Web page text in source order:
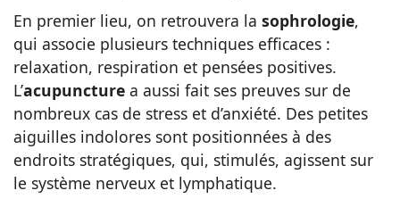
En premier lieu, on retrouvera la sophrologie,
qui associe plusieurs techniques efficaces :
relaxation, respiration et pensées positives.
L’acupuncture a aussi fait ses preuves sur de
nombreux cas de stress et d’anxiété. Des petites
aiguilles indolores sont positionnées à des
endroits stratégiques, qui, stimulés, agissent sur
le système nerveux et lymphatique.